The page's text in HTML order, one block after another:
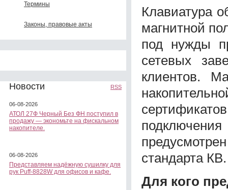
Термины
Законы, правовые акты
Новости RSS
06-08-2026
АТОЛ 27Ф Черный Без ФН поступил в
продажу — экономьте на фискальном
накопителе.
06-08-2026
Представляем надёжную сушилку для
рук Puff-8828W для офисов и кафе.
Клавиатура
магнитной
под нужды
сетевых
клиентов.
стандарта КВ.
Для кого